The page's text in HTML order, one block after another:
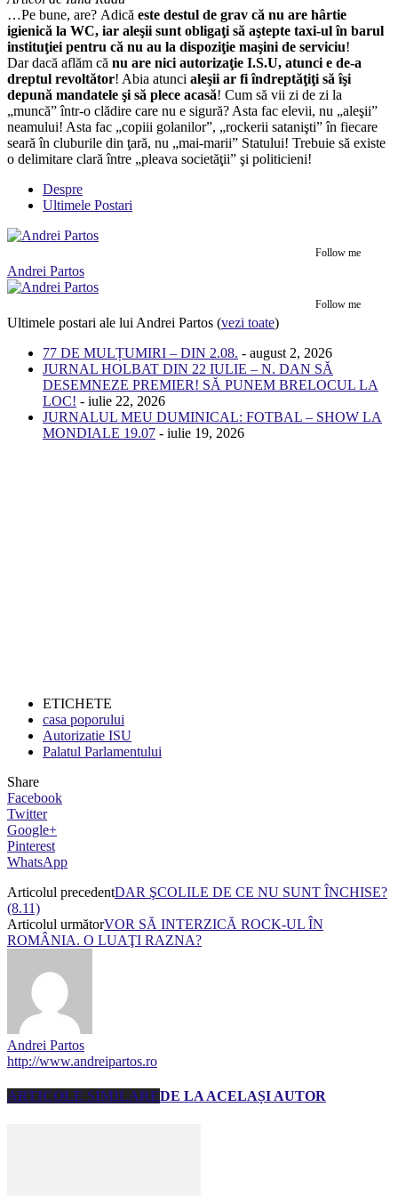
…Pe bune, are? Adică este destul de grav că nu are hârtie
igienică la WC, iar aleşii sunt obligaţi să aştepte taxi-ul în barul
instituţiei pentru că nu au la dispoziţie maşini de serviciu!
Dar dacă aflăm că nu are nici autorizaţie I.S.U, atunci e de-a
dreptul revoltător! Abia atunci aleşii ar fi îndreptăţiţi să îşi
depună mandatele şi să plece acasă! Cum să vii zi de zi la
„muncă” într-o clădire care nu e sigură? Asta fac elevii, nu „aleşii”
neamului! Asta fac „copiii golanilor”, „rockerii satanişti” în fiecare
seară în cluburile din ţară, nu „mai-marii” Statului! Trebuie să existe
o delimitare clară între „pleava societăţii” şi politicieni!
Despre
Ultimele Postari
Follow me
Andrei Partos
Follow me
Ultimele postari ale lui Andrei Partos (vezi toate)
77 DE MULȚUMIRI – DIN 2.08. - august 2, 2026
JURNAL HOLBAT DIN 22 IULIE – N. DAN SĂ
DESEMNEZE PREMIER! SĂ PUNEM BRELOCUL LA
LOC! - iulie 22, 2026
JURNALUL MEU DUMINICAL: FOTBAL – SHOW LA
MONDIALE 19.07 - iulie 19, 2026
ETICHETE
casa poporului
Autorizatie ISU
Palatul Parlamentului
Share
Facebook
Twitter
Google+
Pinterest
WhatsApp
Articolul precedentDAR ŞCOLILE DE CE NU SUNT ÎNCHISE?
(8.11)
Articolul următorVOR SĂ INTERZICĂ ROCK-UL ÎN
ROMÂNIA. O LUAŢI RAZNA?
Andrei Partos
http://www.andreipartos.ro
ARTICOLE SIMILAREDE LA ACELAȘI AUTOR